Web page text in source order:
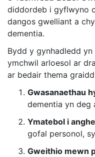
diddordeb i gyflwyno
dangos gwelliant a
dementia.
Bydd y gynhadledd
ymchwil arloesol ar
ar bedair thema
Gwasanaethau
dementia yn deg
Ymatebol i
gofal personol,
Gweithio mewn